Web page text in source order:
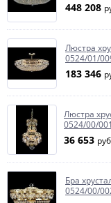
448 208
Люстра
0524/01/
183 346
Люстра
0524/00/
36 653
Бра
0524/00/